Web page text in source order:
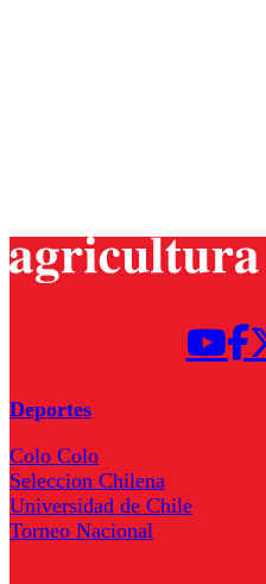
Deportes
Colo Colo
Seleccion Chilena
Universidad de Chile
Torneo Nacional